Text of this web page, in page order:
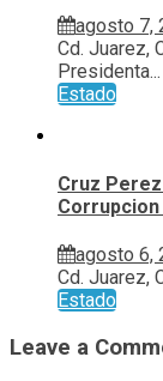
agosto 7,
Cd. Juarez,
Presidenta...
Estado
Cruz
Corrupcion
agosto 6,
Cd. Juarez,
Estado
Leave a